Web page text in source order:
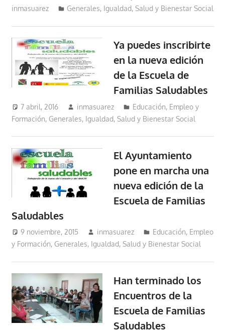
inmasuarez
Generales, Igualdad, Salud y Bienestar Social
Ya puedes inscribirte
en la nueva edición
de la Escuela de
Familias Saludables
7 abril, 2016 inmasuarez
Educación, Empleo y
Formación, Generales, Igualdad, Salud y Bienestar Social
El Ayuntamiento
pone en marcha una
nueva edición de la
Escuela de Familias
Saludables
9 noviembre, 2015 inmasuarez
Educación, Empleo
y Formación, Generales, Igualdad, Salud y Bienestar Social
Han terminado los
Encuentros de la
Escuela de Familias
Saludables